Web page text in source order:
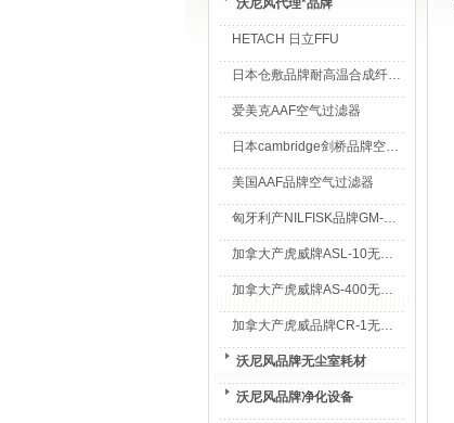
沃尼风代理*品牌
HETACH 日立FFU
日本仓敷品牌耐高温合成纤维过滤棉
爱美克AAF空气过滤器
日本cambridge剑桥品牌空气过滤器
美国AAF品牌空气过滤器
匈牙利产NILFISK品牌GM-80无尘室专用吸尘器
加拿大产虎威牌ASL-10无尘室专用吸尘器
加拿大产虎威牌AS-400无尘室专用吸尘器
加拿大产虎威品牌CR-1无尘室专用吸尘器
沃尼风品牌无尘室耗材
沃尼风品牌净化设备